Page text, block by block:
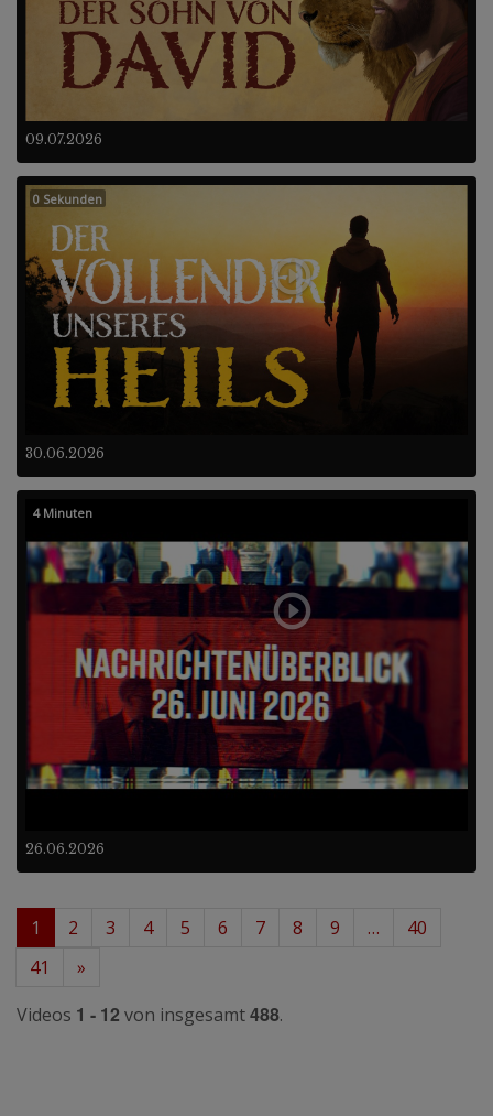
09.07.2026
30.06.2026
0 Sekunden
26.06.2026
4 Minuten
1 2 3 4 5 6 7 8 9 …
40
41
»
Videos 1 - 12 von insgesamt488.